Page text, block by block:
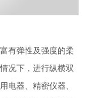
有弹性及强度的柔
况下，进行纵横双
电器、精密仪器、